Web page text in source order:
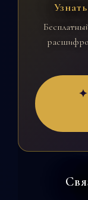
✦